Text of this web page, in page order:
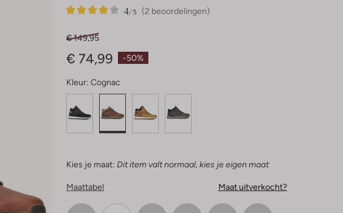
(2 beoordelingen)
4/5
2
4
-50%
€ 149,95
€ 74,99
Kleur: Cognac
Kies je maat: Dit item valt normaal, kies je eigen maat
Maattabel Maat uitverkocht?